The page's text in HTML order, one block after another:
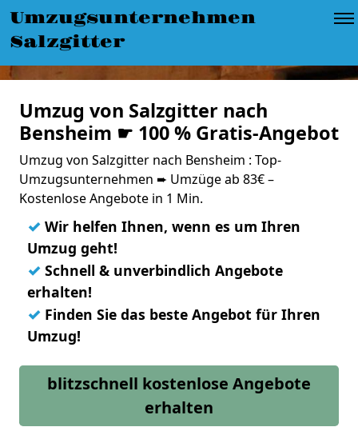
Umzugsunternehmen
Salzgitter
Umzug von Salzgitter nach
Bensheim ☛ 100 % Gratis-Angebot
Umzug von Salzgitter nach Bensheim : Top-
Umzugsunternehmen ➨ Umzüge ab 83€ –
Kostenlose Angebote in 1 Min.
✓ Wir helfen Ihnen, wenn es um Ihren
Umzug geht!
✓ Schnell & unverbindlich Angebote
erhalten!
✓ Finden Sie das beste Angebot für Ihren
Umzug!
blitzschnell kostenlose Angebote
erhalten